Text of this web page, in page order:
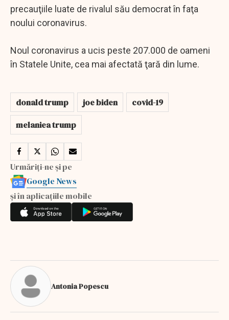
precauţiile luate de rivalul său democrat în faţa
noului coronavirus.
Noul coronavirus a ucis peste 207.000 de oameni
în Statele Unite, cea mai afectată ţară din lume.
donald trump joe biden
covid-19
melaniea trump
Urmăriți-ne și pe
Google News
și în aplicațiile mobile
Antonia Popescu